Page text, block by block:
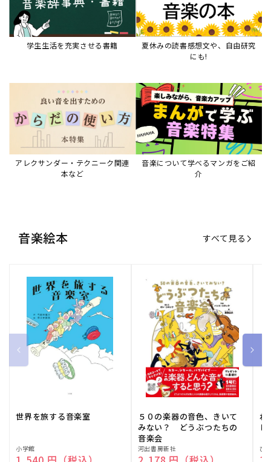
学生生活を充実させる書籍
夏休みの読書感想文や、自由研究
にも!
アレクサンダー・テクニーク関連
本など
音楽について学べるマンガをご紹
介
音楽絵本 すべて見る
世界を旅する音楽室
販
小学館
５０の楽器の音色、きいて
みない？ どうぶつたちの
音楽会
販
河出書房新社
ね
販ひ